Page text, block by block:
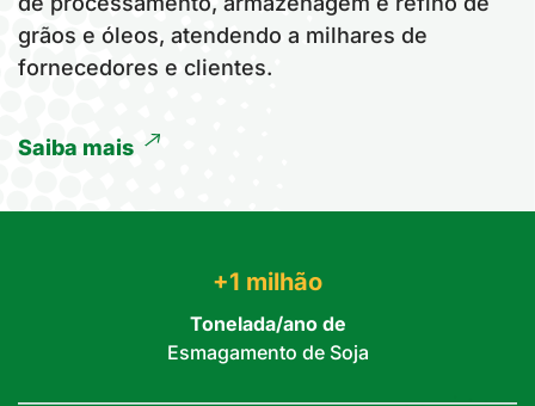
grãos e óleos, atendendo a milhares de
fornecedores e clientes.
Saiba mais
+1 milhão
Tonelada/ano de
Esmagamento de Soja